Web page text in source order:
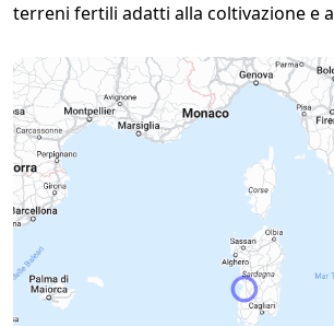
terreni fertili adatti alla coltivazione e